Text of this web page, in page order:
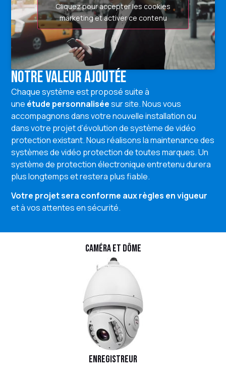
Cliquez pour accepter les cookies
marketing et activer ce contenu
Notre valeur ajoutée
Chaque système est proposé suite à
une étude personnaliséesur site. Nous vous
accompagnons dans votre nouvelle installation ou
dans votre projet d’évolution de système de vidéo
protection existant. Nous réalisons la maintenance des
systèmes de vidéo protection de toutes marques. Un
système de protection électronique entretenu durera
plus longtemps et restera plus fiable.
Votre projet sera conforme aux règles en vigueur
et à vos attentes en sécurité.
Caméra et dôme
Enregistreur